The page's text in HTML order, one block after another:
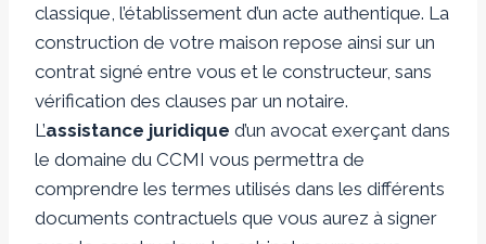
classique, l’établissement d’un acte authentique. La
construction de votre maison repose ainsi sur un
contrat signé entre vous et le constructeur, sans
vérification des clauses par un notaire.
L’assistance juridique d’un avocat exerçant dans
le domaine du CCMI vous permettra de
comprendre les termes utilisés dans les différents
documents contractuels que vous aurez à signer